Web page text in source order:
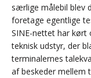
særlige målebil blev
foretage egentlige
SINE-nettet har kørt
teknisk udstyr, der
terminalernes
af beskeder mellem